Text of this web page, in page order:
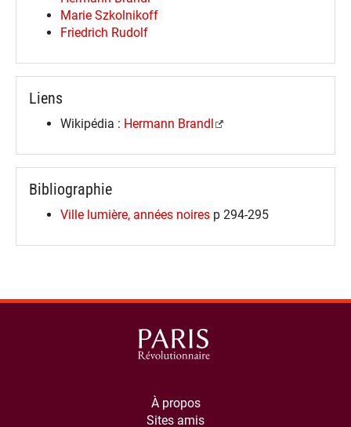
Marie Szkolnikoff
Friedrich Rudolf
Liens
Wikipédia : Hermann Brandl
Bibliographie
Ville lumière, années noires p 294-295
À propos
Sites amis